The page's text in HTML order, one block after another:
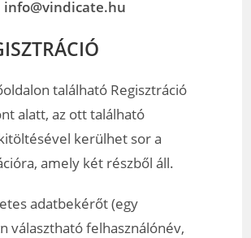
info@vindicate.hu
található Regisztráció
alatt, az ott található
kerülhet sor a
amely két részből áll.
adatbekérőt (egy
választható felhasználónév,